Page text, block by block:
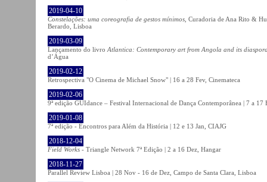
2019-04-10
Constelações: uma coreografia de gestos mínimos , Curadoria de Ana Rito &
Berardo, Lisboa
2019-03-09
Lançamento do livro Atlantica: Contemporary art from Angola and its
d’Água
2019-02-12
Retrospectiva "O Cinema de Michael Snow" | 16 a 28 Fev, Cinemateca
2019-02-06
9ª edição GUIdance – Festival Internacional de Dança Contemporânea | 7 a 17
2019-01-08
7ª edição - Encontros para Além da História | 12 e 13 Jan, CIAJG
2018-12-04
Field Works - Triangle Network 7ª Edição | 2 a 16 Dez, Hangar
2018-11-27
Parallel Review Lisboa | 28 Nov - 16 de Dez, Campo de Santa Clara, Lisboa